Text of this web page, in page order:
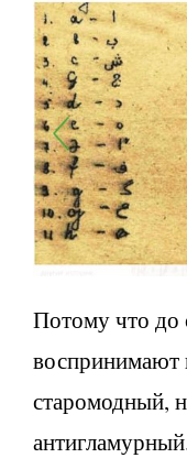
Потому что
воспринимают
старомодный,